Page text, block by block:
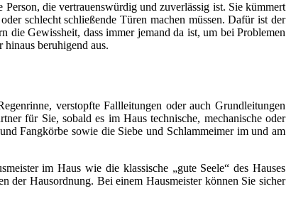
die vertrauenswürdig und zuverlässig ist. Sie kümmert
schlecht schließende Türen machen müssen. Dafür ist der
die Gewissheit, dass immer jemand da ist, um bei Problemen
beruhigend aus.
verstopfte Fallleitungen oder auch Grundleitungen
für Sie, sobald es im Haus technische, mechanische oder
Fangkörbe sowie die Siebe und Schlammeimer im und am
im Haus wie die klassische „gute Seele“ des Hauses
der Hausordnung. Bei einem Hausmeister können Sie sicher